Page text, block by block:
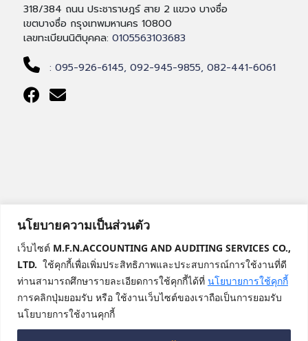
นโยบายความเป็นส่วนตัว
เว็บไซต์ M.F.N.ACCOUNTING AND AUDITING SERVICES CO.,
LTD. ใช้คุกกี้เพื่อเพิ่มประสิทธิภาพและประสบการณ์การใช้งานที่ดี
ท่านสามารถศึกษารายละเอียดการใช้คุกกี้ได้ที่ นโยบายการใช้คุกกี้
การคลิกปุ่มยอมรับ หรือ ใช้งานเว็บไซต์ของเราถือเป็นการยอมรับ
นโยบายการใช้งานคุกกี้
318/384 ถนน ประชาราษฎร์ สาย 2 แขวง บางซื่อ
เขตบางซื่อ กรุงเทพมหานคร 10800
เลขทะเบียนนิติบุคคล: 0105563103683
: 095-926-6145, 092-945-9855, 082-441-6061